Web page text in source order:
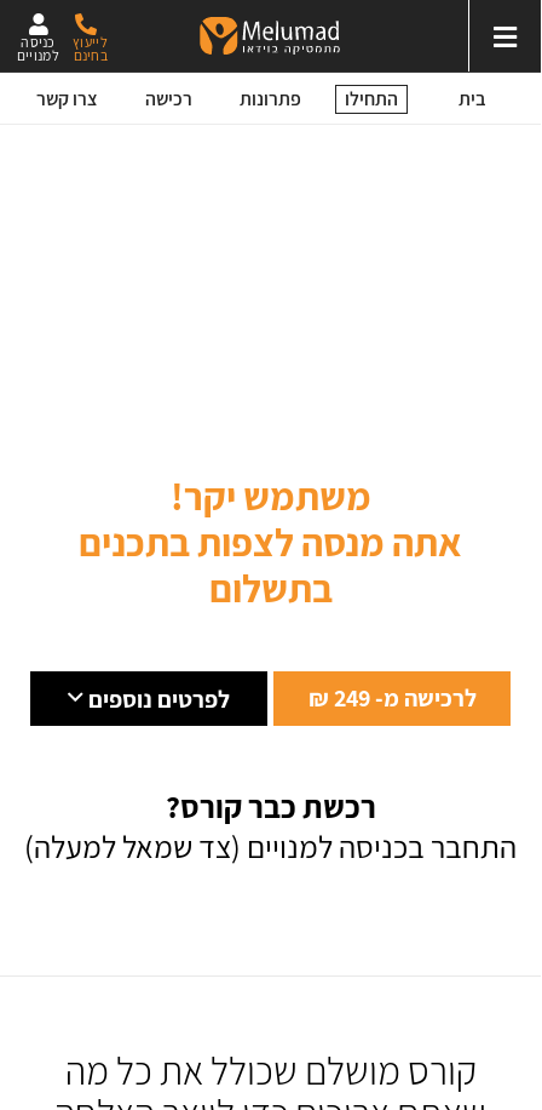
כניסה
למנויים
לייעוץ
בחינם
בית התחילו פתרונות רכישה צרו קשר
משתמש יקר!
אתה מנסה לצפות בתכנים
בתשלום
לרכישה מ- 249 ₪ לפרטים נוספים
רכשת כבר קורס?
התחבר בכניסה למנויים (צד שמאל למעלה)
קורס מושלם שכולל את כל מה